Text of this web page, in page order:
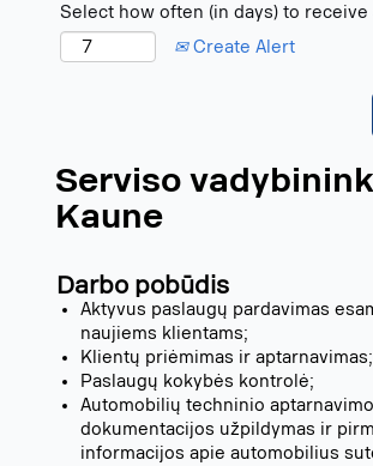
Select how often (in days) to receive
Create Alert
Serviso
Kaune
Darbo pobūdis
Aktyvus paslaugų pardavimas
naujiems klientams;
Klientų priėmimas ir aptarnavimas;
Paslaugų kokybės kontrolė;
Automobilių techninio aptarnavimo
dokumentacijos užpildymas ir
informacijos apie automobilius